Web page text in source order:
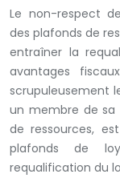
Le non-respect
des plafonds de
entraîner la
avantages
scrupuleusement
un membre de sa
de ressources,
plafonds de
requalification du